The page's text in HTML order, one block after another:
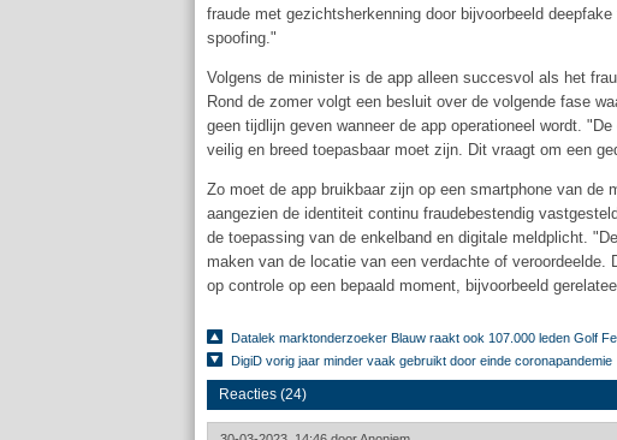
fraude met gezichtsherkenning door bijvoorbeeld
spoofing."
Volgens de minister is de app alleen succesvol als het
Rond de zomer volgt een besluit over de volgende fase
geen tijdlijn geven wanneer de app operationeel wordt.
veilig en breed toepasbaar moet zijn. Dit vraagt om een
Zo moet de app bruikbaar zijn op een smartphone van de
aangezien de identiteit continu fraudebestendig
de toepassing van de enkelband en digitale meldplicht.
maken van de locatie van een verdachte of
op controle op een bepaald moment, bijvoorbeeld
Datalek marktonderzoeker Blauw raakt ook 107.000 leden Golf
DigiD vorig jaar minder vaak gebruikt door einde coronapandemie
Reacties (24)